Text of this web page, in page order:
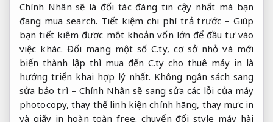
Chính Nhân sẽ là đối tác đáng tin cậy nhất mà bạn
đang mua search. Tiết kiệm chi phí trả trước – Giúp
bạn tiết kiệm được một khoản vốn lớn để đầu tư vào
việc khác. Đối mang một số C.ty, cơ sở nhỏ và mới
biến thành lập thì mua đến C.ty cho thuê máy in là
hướng triển khai hợp lý nhất. Không ngân sách sang
sửa bảo trì – Chính Nhân sẽ sang sửa các lỗi của máy
photocopy, thay thế linh kiện chính hãng, thay mực in
và giấy in hoàn toàn free. chuyển đổi style máy hài